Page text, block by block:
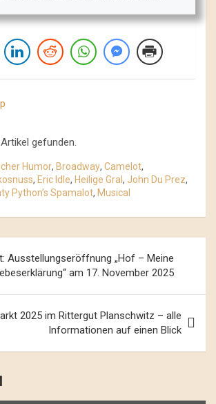
gefunden.
Humor, Broadway, Camelot,
, Eric Idle, Heilige Gral , John Du Prez,
Python’s Spamalot, Musical
Ausstellungseröffnung „Hof – Meine
am 17. November 2025
2025 im Rittergut Planschwitz – alle
Informationen auf einen Blick